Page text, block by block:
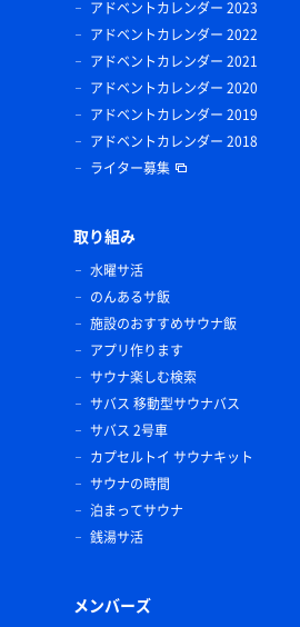
アドベントカレンダー 2023
アドベントカレンダー 2022
アドベントカレンダー 2021
アドベントカレンダー 2020
アドベントカレンダー 2019
アドベントカレンダー 2018
ライター募集
取り組み
水曜サ活
のんあるサ飯
施設のおすすめサウナ飯
アプリ作ります
サウナ楽しむ検索
サバス 移動型サウナバス
サバス 2号車
カプセルトイ サウナキット
サウナの時間
泊まってサウナ
銭湯サ活
メンバーズ